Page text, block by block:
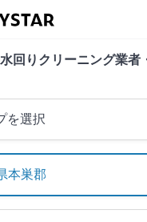
回りクリーニング業者
を選択
本巣郡